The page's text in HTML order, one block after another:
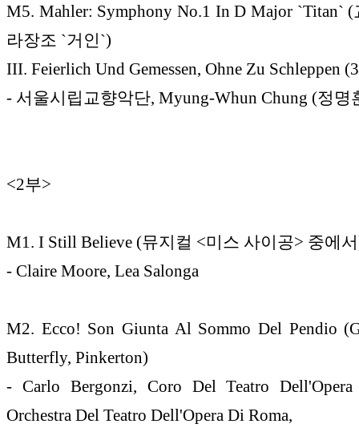
M5. Mahler: Symphony No.1 In D Major `Titan`
라장조 `거인`)
III. Feierlich Und Gemessen, Ohne Zu Schleppen
- 서울시립교향악단, Myung-Whun Chung (정명
<2부>
M1. I Still Believe (뮤지컬 <미스 사이공> 중에
- Claire Moore, Lea Salonga
M2. Ecco! Son Giunta Al Sommo Del Pendio
Butterfly, Pinkerton)
- Carlo Bergonzi, Coro Del Teatro
Orchestra Del Teatro Dell'Opera Di Roma,